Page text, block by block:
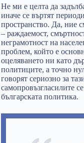
Не ми е целта да
иначе се въртят
пространство. Да, ние
– раждаемост,
неграмотност на
проблем, който е
оцеляването ни като
политиците, а точно
говорят сериозно за
самопровъзгласилите
българската политика.